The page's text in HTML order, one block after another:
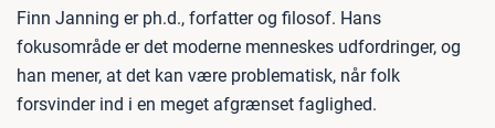
Finn Janning er ph.d., forfatter og filosof. Hans
fokusområde er det moderne menneskes udfordringer, og
han mener, at det kan være problematisk, når folk
forsvinder ind i en meget afgrænset faglighed.